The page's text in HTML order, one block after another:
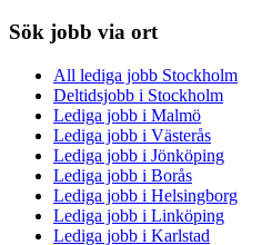
Sök jobb via ort
All lediga jobb Stockholm
Deltidsjobb i Stockholm
Lediga jobb i Malmö
Lediga jobb i Västerås
Lediga jobb i Jönköping
Lediga jobb i Borås
Lediga jobb i Helsingborg
Lediga jobb i Linköping
Lediga jobb i Karlstad